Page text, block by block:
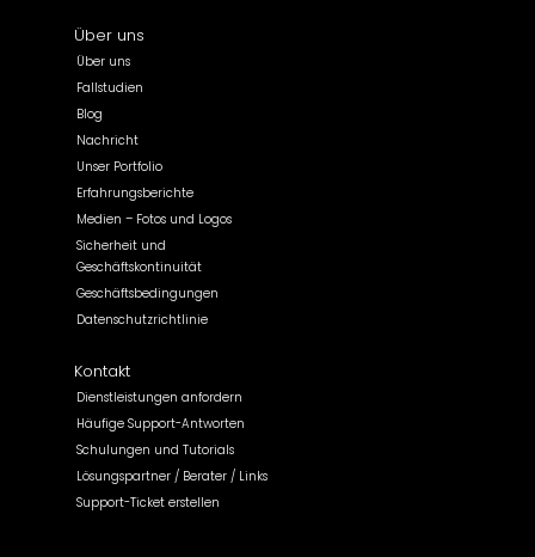
Über uns
Über uns
Fallstudien
Blog
Nachricht
Unser Portfolio
Erfahrungsberichte
Medien – Fotos und Logos
Sicherheit und
Geschäftskontinuität
Geschäftsbedingungen
Datenschutzrichtlinie
Kontakt
Dienstleistungen anfordern
Häufige Support-Antworten
Schulungen und Tutorials
Lösungspartner / Berater / Links
Support-Ticket erstellen